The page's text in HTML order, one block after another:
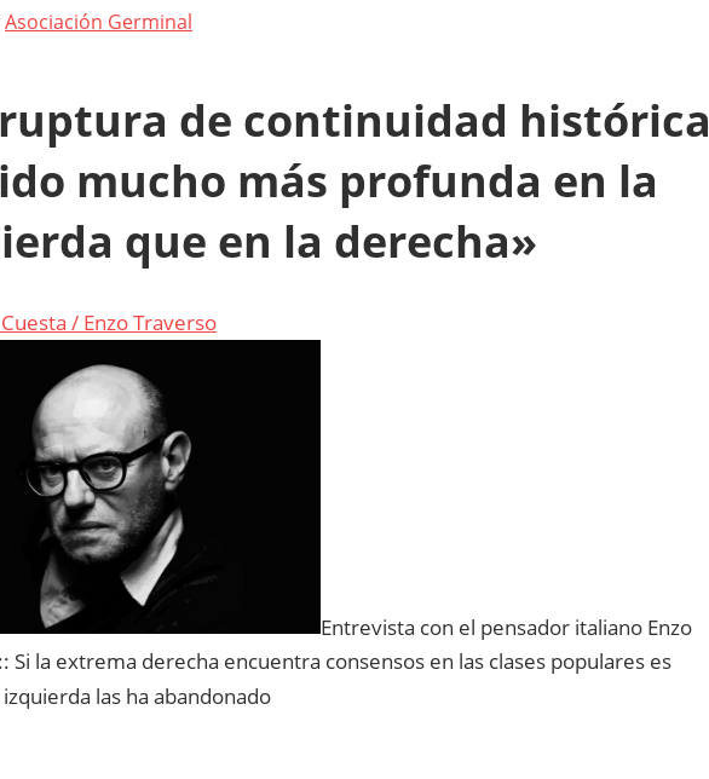
Asociación Germinal
de continuidad histórica
mucho más profunda en la
que en la derecha»
/ Enzo Traverso
Entrevista con el pensador italiano Enzo
Si la extrema derecha encuentra consensos en las clases populares es
las ha abandonado